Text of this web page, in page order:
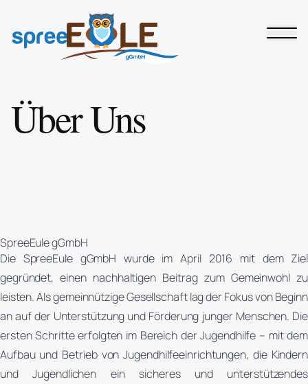
Inhalt
springen
Über Uns
SpreeEule gGmbH
Die SpreeEule gGmbH wurde im April 2016 mit dem Ziel
gegründet, einen nachhaltigen Beitrag zum Gemeinwohl zu
leisten. Als gemeinnützige Gesellschaft lag der Fokus von Beginn
an auf der Unterstützung und Förderung junger Menschen. Die
ersten Schritte erfolgten im Bereich der Jugendhilfe – mit dem
Aufbau und Betrieb von Jugendhilfeeinrichtungen, die Kindern
und Jugendlichen ein sicheres und unterstützendes